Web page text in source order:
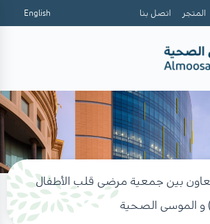
المتجر اتصل بنا English
تعاون بين جمعية مرضى قلب الأطفال
و الموسى الصحية